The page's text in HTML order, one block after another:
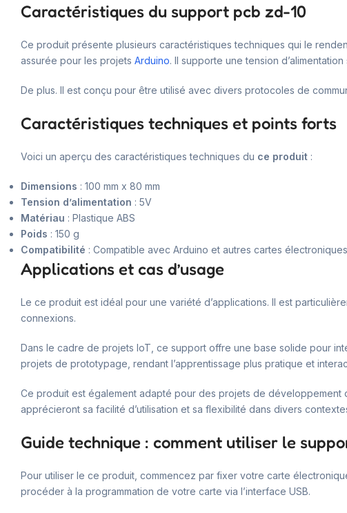
Caractéristiques du support pcb zd-10
Ce produit présente plusieurs caractéristiques techniques qui le
assurée pour les projets Arduino. Il supporte une tension
De plus. Il est conçu pour être utilisé avec divers protocoles de
Caractéristiques techniques et points forts
Voici un aperçu des caractéristiques techniques du ce produit :
Dimensions : 100 mm x 80 mm
Tension d’alimentation : 5V
Matériau : Plastique ABS
Poids : 150 g
Compatibilité : Compatible avec Arduino et autres cartes électroniques
Applications et cas d’usage
Le ce produit est idéal pour une variété d’applications. Il est
connexions.
Dans le cadre de projets IoT, ce support offre une base solide pour
projets de prototypage, rendant l’apprentissage plus pratique et
Ce produit est également adapté pour des projets de développement
apprécieront sa facilité d’utilisation et sa flexibilité dans divers
Guide technique : comment utiliser le
Pour utiliser le ce produit, commencez par fixer votre carte
procéder à la programmation de votre carte via l’interface USB.